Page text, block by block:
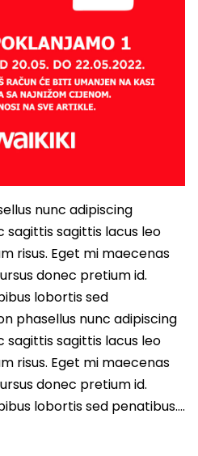
nunc adipiscing
sagittis sagittis lacus leo
risus. Eget mi maecenas
donec pretium id.
lobortis sed
phasellus nunc adipiscing
sagittis sagittis lacus leo
risus. Eget mi maecenas
donec pretium id.
lobortis sed penatibus….